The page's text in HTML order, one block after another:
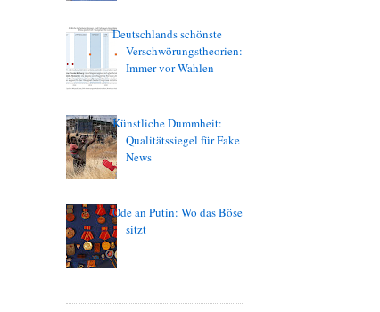
Deutschlands schönste
Verschwörungstheorien:
Immer vor Wahlen
Künstliche Dummheit:
Qualitätssiegel für Fake
News
Ode an Putin: Wo das Böse
sitzt